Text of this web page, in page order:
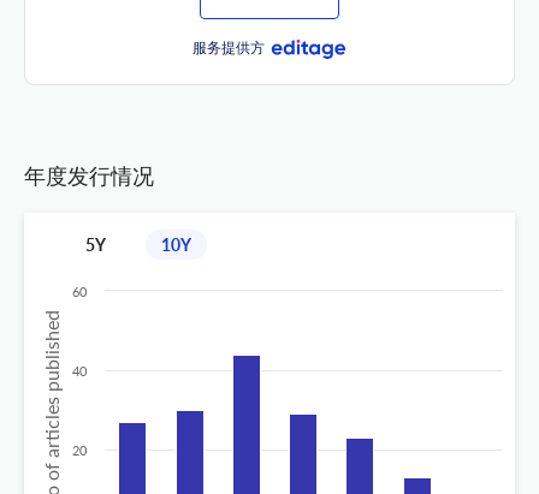
服务提供方
年度发行情况
5Y 10Y
No of articles published 20
40
60